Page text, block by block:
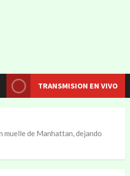
TRANSMISION EN VIVO
muelle de Manhattan, dejando